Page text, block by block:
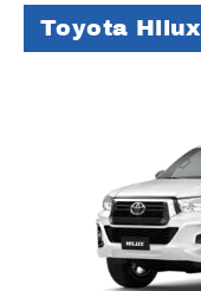
Toyota Hilux